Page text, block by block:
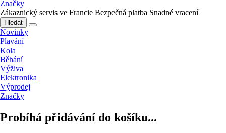
Značky
Zákaznický servis ve Francie Bezpečná platba Snadné vracení
Hledat
Novinky
Plavání
Kola
Běhání
Výživa
Elektronika
Výprodej
Značky
Probíhá přidávání do košíku...